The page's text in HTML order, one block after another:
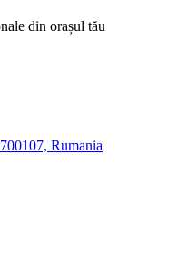
din orașul tău
Rumania